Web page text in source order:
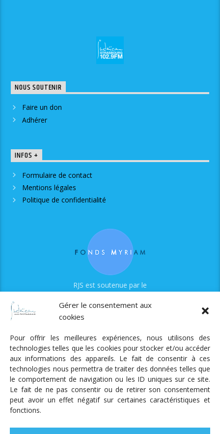
Gérer le consentement aux
cookies
Pour offrir les meilleures expériences, nous utilisons des
technologies telles que les cookies pour stocker et/ou accéder
aux informations des appareils. Le fait de consentir à ces
technologies nous permettra de traiter des données telles que
le comportement de navigation ou les ID uniques sur ce site.
Le fait de ne pas consentir ou de retirer son consentement
peut avoir un effet négatif sur certaines caractéristiques et
fonctions.
NOUS SOUTENIR
Faire un don
Adhérer
INFOS +
Formulaire de contact
Mentions légales
Politique de confidentialité
RJS est soutenue par le
Radio Judaica Strasbourg
Tous droits réservés
RADIO JUDAÏCA
ÉMISSIONS ET GRILLE DES PROGRAMMES
PODCASTS
UN DON
ADHÉRER MENTIONS LÉGALES
RÉAL.